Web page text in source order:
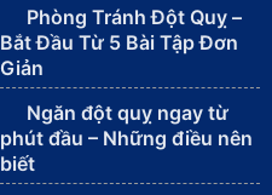
Phòng Tránh Đột Quỵ –
Bắt Đầu Từ 5 Bài Tập Đơn
Giản
Ngăn đột quỵ ngay từ
phút đầu – Những điều nên
biết